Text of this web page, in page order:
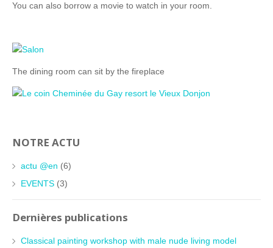
You can also borrow a movie to watch in your room.
The dining room can sit by the fireplace
NOTRE ACTU
actu @en (6)
EVENTS (3)
Dernières publications
Classical painting workshop with male nude living model